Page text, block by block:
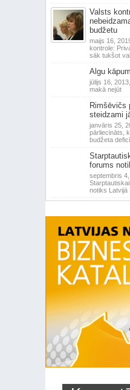
Valsts
budžetu
maijs 16,
kontrole:
sāk tukšot
Algu
jūlijs 16, 2013,
makā nejūt
Rimšēvičs
steidzami
janvāris 25,
pārliecināts,
budžeta
forums
septembris 4,
notiks Latvijā